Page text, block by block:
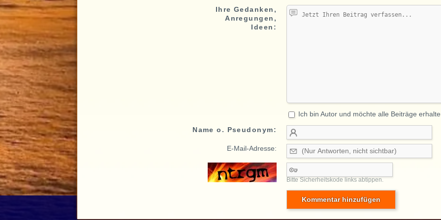
Ihre Gedanken,
Anregungen,
Ideen:
Ich bin Autor und möchte alle Beiträge
Name o. Pseudonym:
E-Mail-Adresse:
Bitte Sicherheitskode links abtippen.